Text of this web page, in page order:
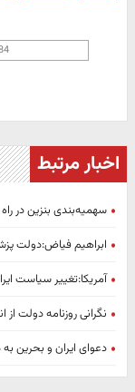
اخبار مرتبط
سهمیه‌بندی بنزین در
ابراهیم فیاض:دولت
آمریکا:تغییر سیاست
نگرانی روزنامه دولت
دعوای ایران و بحرین